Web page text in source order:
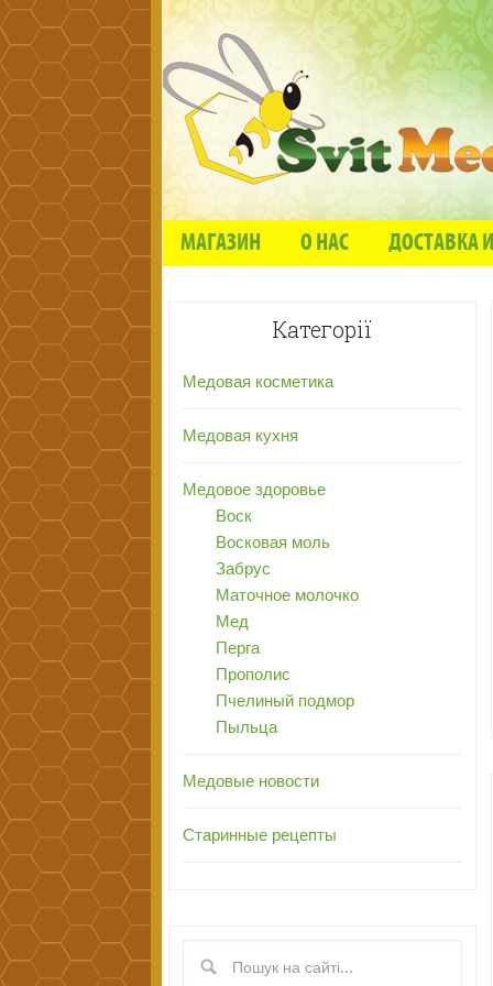
МАГАЗИН О НАС ДОСТАВКА
Категорії
Медовая косметика
Медовая кухня
Медовое здоровье
Воск
Восковая моль
Забрус
Маточное молочко
Мед
Перга
Прополис
Пчелиный подмор
Пыльца
Медовые новости
Старинные рецепты